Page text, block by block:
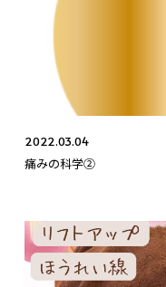
2022.03.04
痛みの科学②